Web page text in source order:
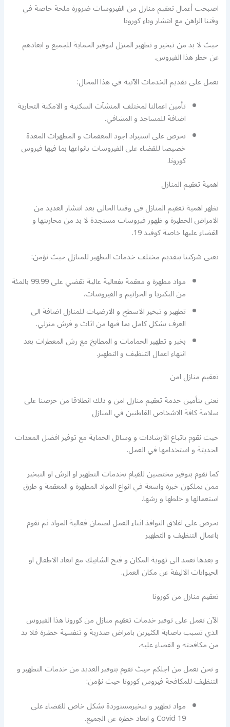
اصبحت أعمال تعقيم منازل من الفيروسات ضرورة ملحة خاصة في
وقتنا الراهن مع انتشار وباء كورونا
حيث لا بد من تبخير و تطهير المنزل لتوفير الحماية للجميع و ابعادهم
عن خطر هذا الفيروس.
نعمل على تقديم الخدمات الآتية في هذا المجال:
تأمين اعمالنا لمختلف المنشآت السكنية و الامكنة التجارية
اضافة للمساجد و المشافي.
نحرص على استيراد اجود المعقمات و المطهرات المعدة
خصيصا للقضاء على الفيروسات بانواعها بما فيها فيروس
كورونا.
اهمية تعقيم المنازل
تظهر اهمية تعقيم المنازل في وقتنا الحالي بعد انتشار العديد من
الامراض الخطيرة و ظهور فيروسات مستجدة لا بد من محاربتها و
القضاء عليها خاصة كوفيد 19.
تعنى شركتنا بتقديم مختلف خدمات التطهير للمنازل حيث نؤمن:
مواد مطهرة و معقمة بفعالية عالية تقضي على 99.99 بالمئة
من البكتريا و الجراثيم و الفيروسات.
تطهير و تبخير الاسطح و الارضيات للمنازل اضافة الى
الغرف بشكل كامل بما فيها من اثاث و فرش منزلي.
بخير و تطهير الحمامات و المطابخ مع رش المعطرات بعد
انتهاء اعمال التنظيف و التطهير.
تعقيم منازل امن
نعنى بتأمين خدمة تعقيم منازل امن و ذلك انطلاقا من حرصنا على
سلامة كافة الاشخاص القاطنين في المنازل
حيث نقوم باتباع الارشادات و وسائل الحماية مع توفير افضل المعدات
الحديثة و استخدامها في العمل.
كما نقوم بتوفير مختصين للقيام بخدمات التطهير او الرش او التبخير
ممن يملكون خبرة واسعة في انواع المواد المطهرة و المعقمة و طرق
استعمالها و خلطها و رشها.
نحرص على اغلاق النوافذ اثناء العمل لضمان فعالية المواد ثم نقوم
باعمال التنظيف و التطهير
و بعدها نعمد الى تهوية المكان و فتح الشابيك مع ابعاد الاطفال او
الحيوانات الاليفة عن مكان العمل.
تعقيم منازل من كورونا
الآن نعمل على توفير خدمات تعقيم منازل من كورونا هذا الفيروس
الذي تسبب باصابة الكثيرين بامراض صدرية و تنفسية خطيرة فلا بد
من مكافحته و القضاء عليه.
و نحن نعمل من اجلكم حيث نقوم بتوفير العديد من خدمات التطهير و
التنظيف للمكافحة فيروس كورونا حيث نؤمن:
مواد تطهير و تبخيرمستوردة بشكل خاص للقضاء على
Covid 19 و ابعاد خطره عن الجميع.